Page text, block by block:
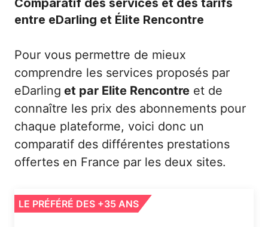
Comparatif des services et des tarifs
entre eDarling et Élite Rencontre
Pour vous permettre de mieux
comprendre les services proposés par
eDarling et par Elite Rencontre et de
connaître les prix des abonnements pour
chaque plateforme, voici donc un
comparatif des différentes prestations
offertes en France par les deux sites.
LE PRÉFÉRÉ DES +35 ANS